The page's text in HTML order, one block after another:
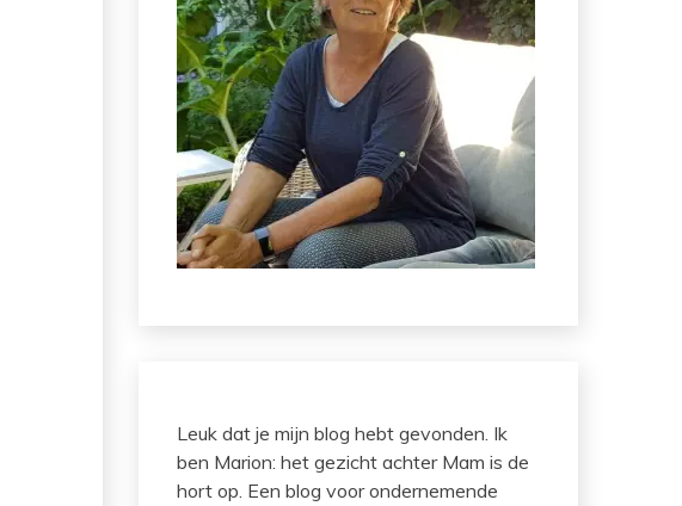
Leuk dat je mijn blog hebt gevonden. Ik
ben Marion: het gezicht achter Mam is de
hort op. Een blog voor ondernemende